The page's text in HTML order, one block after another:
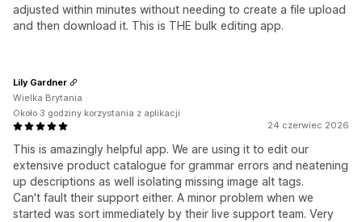
adjusted within minutes without needing to create a file upload
and then download it. This is THE bulk editing app.
24 czerwiec 2026
This is amazingly helpful app. We are using it to edit our
extensive product catalogue for grammar errors and neatening
up descriptions as well isolating missing image alt tags.
Can't fault their support either. A minor problem when we
started was sort immediately by their live support team. Very
Lily Gardner
Wielka Brytania
Około 3 godziny korzystania z aplikacji